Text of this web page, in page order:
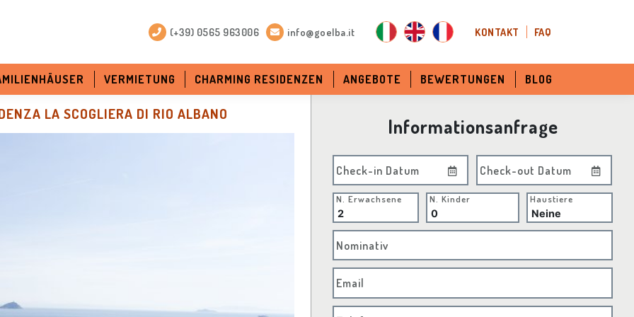
(+39) 0565 963006 info@goelba.it KONTAKT FAQ
VERMIETUNG CHARMING RESIDENZEN ANGEBOTE BEWERTUNGEN BLOG
LA SCOGLIERA DI RIO ALBANO
Informationsanfrage
Check-in Datum Check-out Datum
N. Erwachsene N. Kinder Haustiere
Nominativ
Email